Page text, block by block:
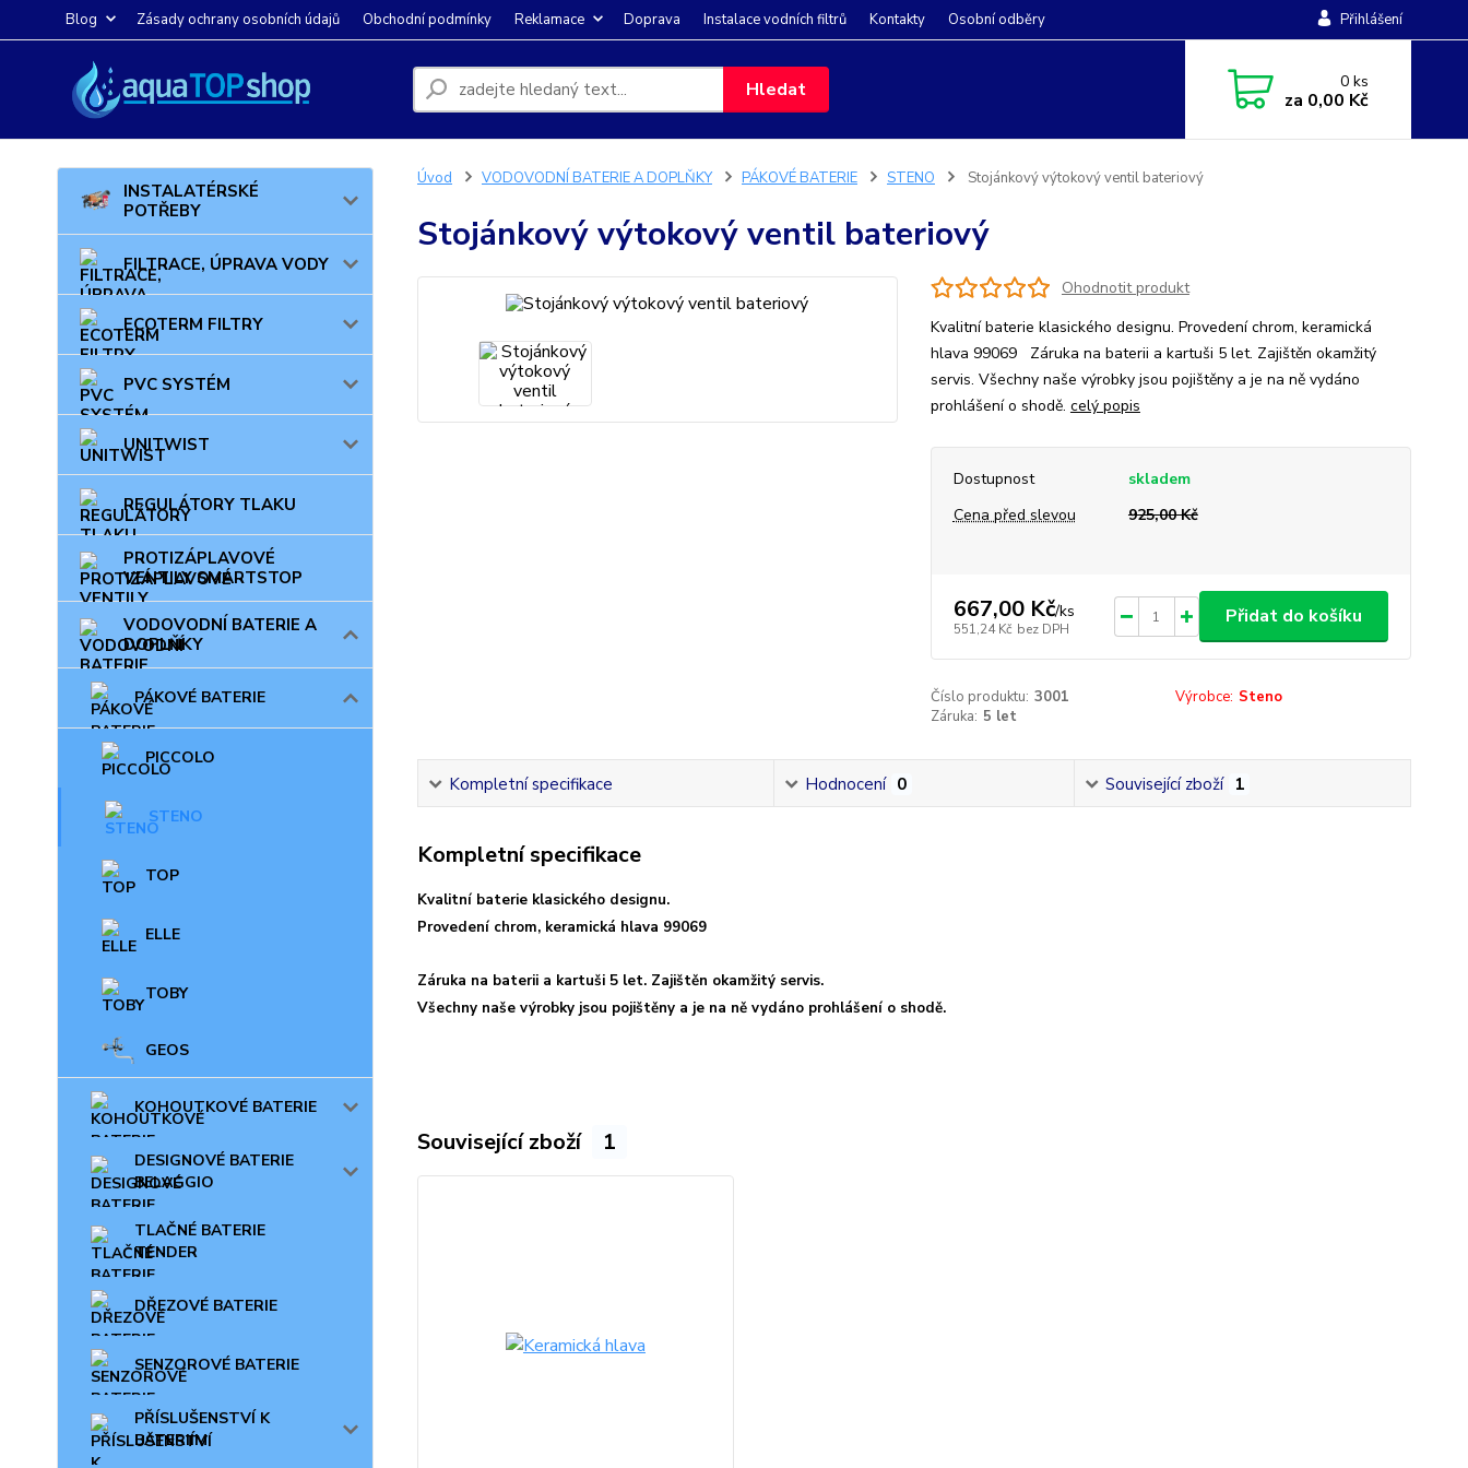
Blog Zásady ochrany osobních údajů Obchodní podmínky Reklamace Doprava Instalace vodních filtrů Kontakty Osobní odběry Přihlášení
Hledat 0ks
za 0,00 Kč
INSTALATÉRSKÉ
POTŘEBY
FILTRACE, ÚPRAVA VODY
ECOTERM FILTRY
PVC SYSTÉM
UNITWIST
REGULÁTORY TLAKU
PROTIZÁPLAVOVÉ
VENTILY SMARTSTOP
VODOVODNÍ BATERIE A
DOPLŇKY
PÁKOVÉ BATERIE
PICCOLO
STENO
TOP
ELLE
TOBY
GEOS
KOHOUTKOVÉ BATERIE
DESIGNOVÉ BATERIE
BELAGGIO
TLAČNÉ BATERIE
TENDER
DŘEZOVÉ BATERIE
SENZOROVÉ BATERIE
PŘÍSLUŠENSTVÍ K
BATERIÍM
Úvod VODOVODNÍ BATERIE A DOPLŇKY PÁKOVÉ BATERIE STENO Stojánkový výtokový ventil bateriový
Stojánkový výtokový ventil bateriový
Ohodnotit produkt
Kvalitní baterie klasického designu. Provedení chrom, keramická
hlava 99069 Záruka na baterii a kartuši 5 let. Zajištěn okamžitý
servis. Všechny naše výrobky jsou pojištěny a je na ně vydáno
prohlášení o shodě. celý popis
Dostupnost
skladem
Cena před slevou
925,00 Kč
667,00 Kč/ks
551,24 Kč bez DPH
Přidat do košíku
Číslo produktu: 3001 Výrobce: Steno
Záruka: 5 let
Kompletní specifikace Hodnocení 0 Související zboží 1
Kompletní specifikace
Kvalitní baterie klasického designu.
Provedení chrom, keramická hlava 99069
Záruka na baterii a kartuši 5 let. Zajištěn okamžitý servis.
Všechny naše výrobky jsou pojištěny a je na ně vydáno prohlášení o shodě.
Související zboží 1